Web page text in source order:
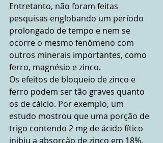
Entretanto, não foram feitas
pesquisas englobando um período
prolongado de tempo e nem se
ocorre o mesmo fenômeno com
outros minerais importantes, como
ferro, magnésio e zinco.
Os efeitos de bloqueio de zinco e
ferro podem ser tão graves quanto
os de cálcio. Por exemplo, um
estudo mostrou que uma porção de
trigo contendo 2 mg de ácido fítico
inibiu a absorção de zinco em 18%,